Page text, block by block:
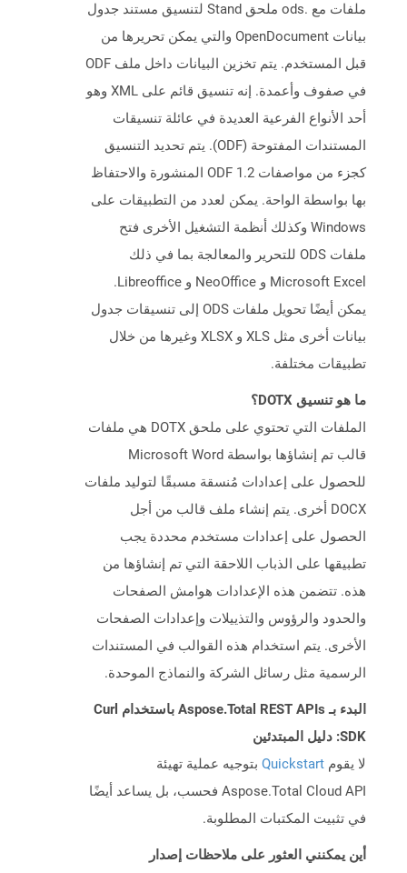
ملفات مع .ods ملحق Stand لتنسيق مستند جدول
بيانات OpenDocument والتي يمكن تحريرها من
قبل المستخدم. يتم تخزين البيانات داخل ملف ODF
في صفوف وأعمدة. إنه تنسيق قائم على XML وهو
أحد الأنواع الفرعية العديدة في عائلة تنسيقات
المستندات المفتوحة (ODF). يتم تحديد التنسيق
كجزء من مواصفات ODF 1.2 المنشورة والاحتفاظ
بها بواسطة الواحة. يمكن لعدد من التطبيقات على
Windows وكذلك أنظمة التشغيل الأخرى فتح
ملفات ODS للتحرير والمعالجة بما في ذلك
Microsoft Excel و NeoOffice و Libreoffice.
يمكن أيضًا تحويل ملفات ODS إلى تنسيقات جدول
بيانات أخرى مثل XLS و XLSX وغيرها من خلال
تطبيقات مختلفة.
ما هو تنسيق DOTX؟
الملفات التي تحتوي على ملحق DOTX هي ملفات
قالب تم إنشاؤها بواسطة Microsoft Word
للحصول على إعدادات مُنسقة مسبقًا لتوليد ملفات
DOCX أخرى. يتم إنشاء ملف قالب من أجل
الحصول على إعدادات مستخدم محددة يجب
تطبيقها على الذباب اللاحقة التي تم إنشاؤها من
هذه. تتضمن هذه الإعدادات هوامش الصفحات
والحدود والرؤوس والتذييلات وإعدادات الصفحات
الأخرى. يتم استخدام هذه القوالب في المستندات
الرسمية مثل رسائل الشركة والنماذج الموحدة.
البدء بـ Aspose.Total REST APIs باستخدام Curl
SDK: دليل المبتدئين
لا يقوم Quickstart بتوجيه عملية تهيئة
Aspose.Total Cloud API فحسب، بل يساعد أيضًا
في تثبيت المكتبات المطلوبة.
أين يمكنني العثور على ملاحظات إصدار